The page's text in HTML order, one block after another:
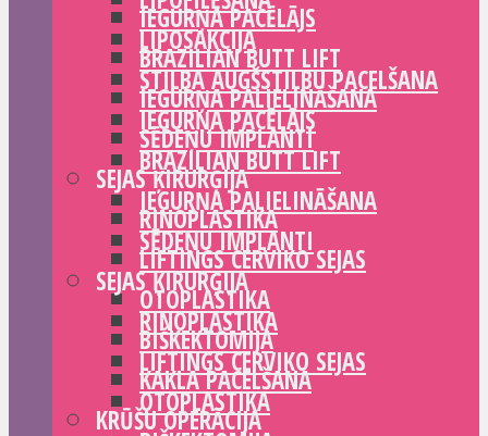
IEGURŅA PACĒLĀJS
BRAZILIAN BUTT LIFT
IEGURŅA PALIELINĀŠANA
SĒDEŅU IMPLANTI
SEJAS ĶIRURĢIJA
RINOPLASTIKA
LIFTINGS CERVIKO SEJAS
OTOPLASTIKA
BIŠKEKTOMIJA
KAKLA PACELŠANA
KRŪŠU OPERĀCIJA
LIPOSAKCIJA
STILBA AUGŠSTILBU PACELŠANA
IEGURŅA PACĒLĀJS
BRAZILIAN BUTT LIFT
IEGURŅA PALIELINĀŠANA
SĒDEŅU IMPLANTI
SEJAS ĶIRURĢIJA
RINOPLASTIKA
LIFTINGS CERVIKO SEJAS
OTOPLASTIKA